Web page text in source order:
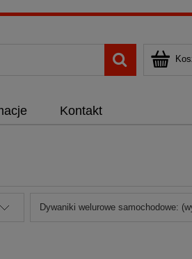
Kontakt
Dywaniki welurowe samochodowe: